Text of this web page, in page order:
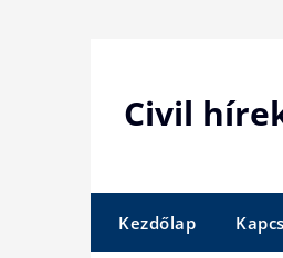
Civil
Kezdőlap